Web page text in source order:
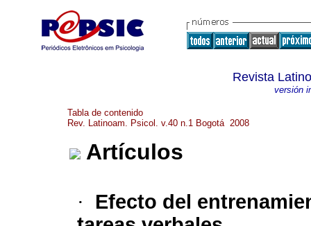
Revista
versión
Tabla de contenido
Rev. Latinoam. Psicol. v.40 n.1 Bogotá 2008
Artículos
·
Efecto del